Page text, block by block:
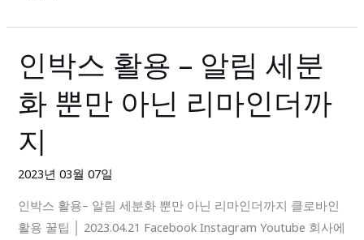
방
법
인박스 활용 – 알림 세분
화 뿐만 아닌 리마인더까
지
2023년 03월 07일
인박스 활용– 알림 세분화 뿐만 아닌 리마인더까지 클로바인
활용 꿀팁 │ 2023.04.21 Facebook Instagram Youtube 회사에
인
박
스
용
림
세